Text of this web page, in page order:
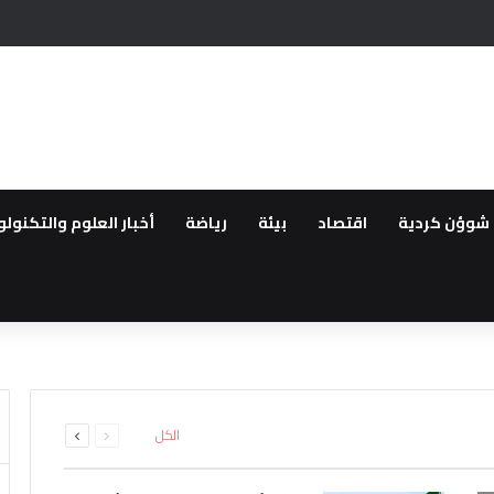
في عهد سلطة دمشق وعدم سلامة سوريا للعيش فيها بسبب الانتهاكات
شوؤن كردية اقتصاد بيئة رياضة أخبار العلوم
صيانة خزان وقود في تل براك
بين قتيل وجريحبانتمائهما إلى تنظيم
العراقية ترفع
..مهجروا سري كانية
لأهالي عفرين
الكل الصفحةالصفحة